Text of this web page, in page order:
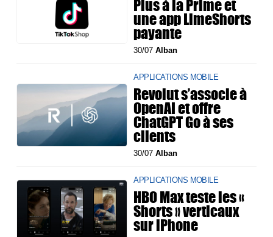
Plus à la Prime et
une app LimeShorts
payante
30/07Alban
APPLICATIONS MOBILE
Revolut s’associe à
OpenAI et offre
ChatGPT Go à ses
clients
30/07Alban
APPLICATIONS MOBILE
HBO Max teste les «
Shorts » verticaux
sur iPhone